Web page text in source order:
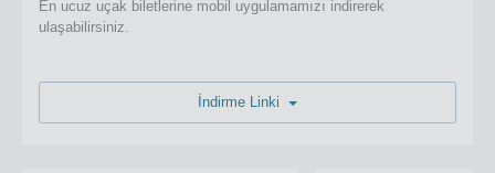
En ucuz uçak biletlerine mobil uygulamamızı indirerek
ulaşabilirsiniz.